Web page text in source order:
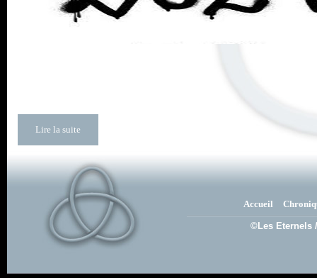
Lire la suite
Accueil
©Les Eternels